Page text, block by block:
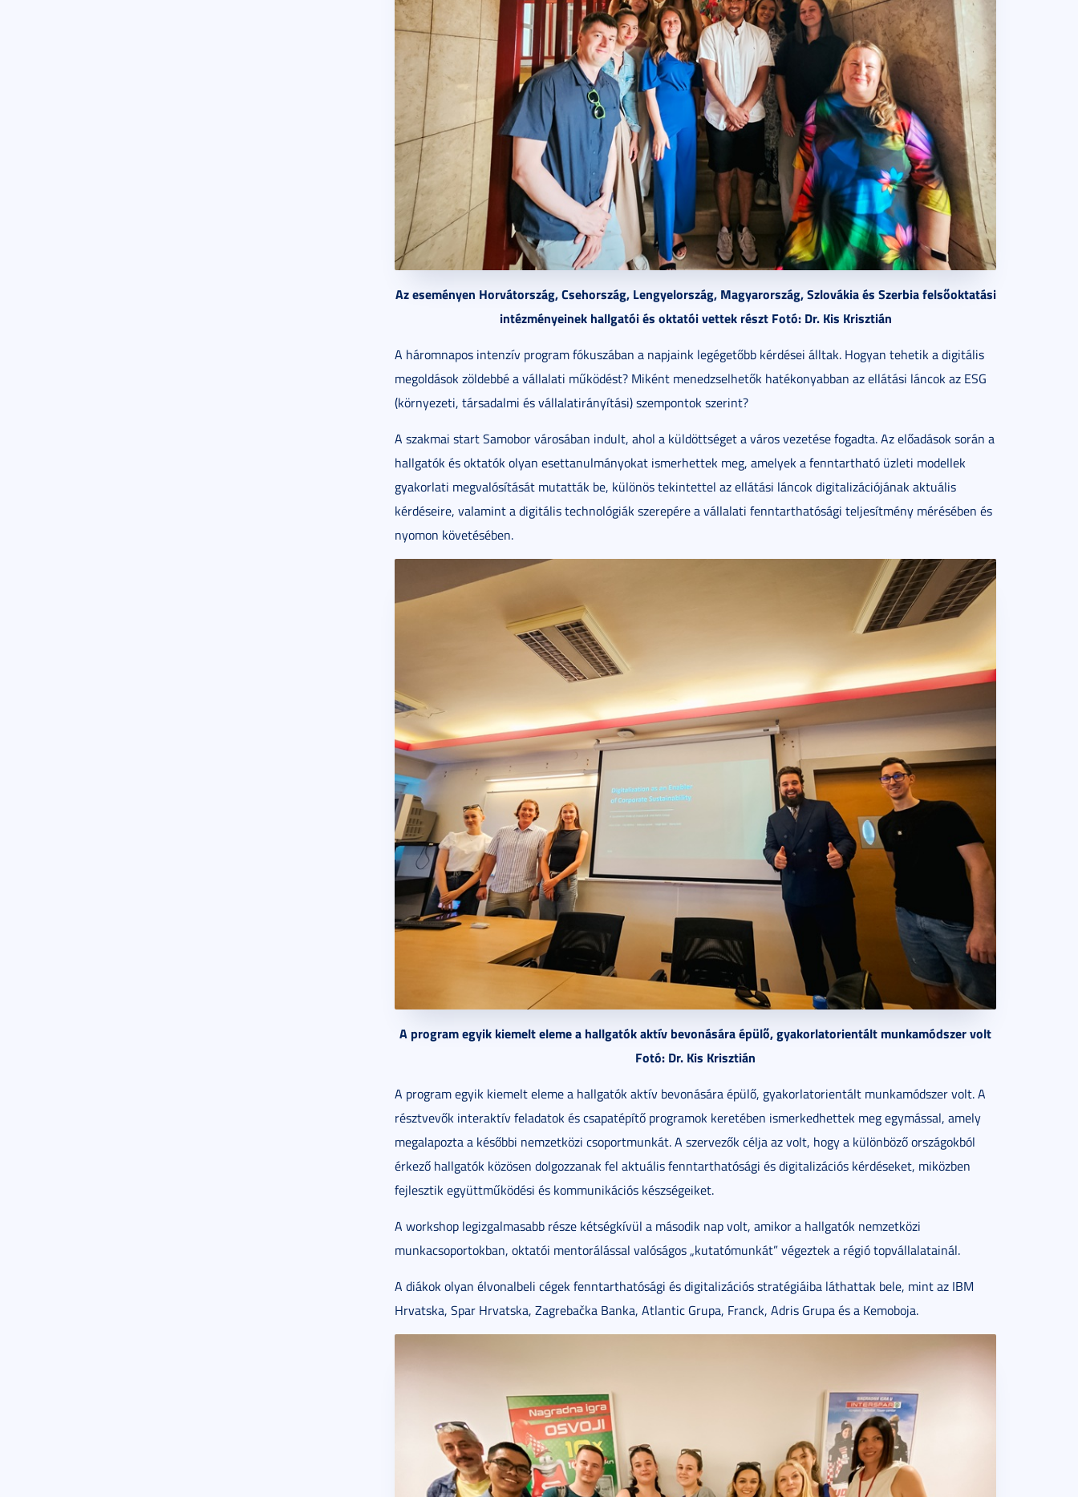
Az eseményen Horvátország, Csehország, Lengyelország, Magyarország, Szlovákia és Szerbia felsőoktatási
intézményeinek hallgatói és oktatói vettek részt Fotó: Dr. Kis Krisztián
A háromnapos intenzív program fókuszában a napjaink legégetőbb kérdései álltak. Hogyan tehetik a digitális
megoldások zöldebbé a vállalati működést? Miként menedzselhetők hatékonyabban az ellátási láncok az ESG
(környezeti, társadalmi és vállalatirányítási) szempontok szerint?
A szakmai start Samobor városában indult, ahol a küldöttséget a város vezetése fogadta. Az előadások során a
hallgatók és oktatók olyan esettanulmányokat ismerhettek meg, amelyek a fenntartható üzleti modellek
gyakorlati megvalósítását mutatták be, különös tekintettel az ellátási láncok digitalizációjának aktuális
kérdéseire, valamint a digitális technológiák szerepére a vállalati fenntarthatósági teljesítmény mérésében és
nyomon követésében.
A program egyik kiemelt eleme a hallgatók aktív bevonására épülő, gyakorlatorientált munkamódszer volt
Fotó: Dr. Kis Krisztián
A program egyik kiemelt eleme a hallgatók aktív bevonására épülő, gyakorlatorientált munkamódszer volt. A
résztvevők interaktív feladatok és csapatépítő programok keretében ismerkedhettek meg egymással, amely
megalapozta a későbbi nemzetközi csoportmunkát. A szervezők célja az volt, hogy a különböző országokból
érkező hallgatók közösen dolgozzanak fel aktuális fenntarthatósági és digitalizációs kérdéseket, miközben
fejlesztik együttműködési és kommunikációs készségeiket.
A workshop legizgalmasabb része kétségkívül a második nap volt, amikor a hallgatók nemzetközi
munkacsoportokban, oktatói mentorálással valóságos „kutatómunkát” végeztek a régió topvállalatainál.
A diákok olyan élvonalbeli cégek fenntarthatósági és digitalizációs stratégiáiba láthattak bele, mint az IBM
Hrvatska, Spar Hrvatska, Zagrebačka Banka, Atlantic Grupa, Franck, Adris Grupa és a Kemoboja.